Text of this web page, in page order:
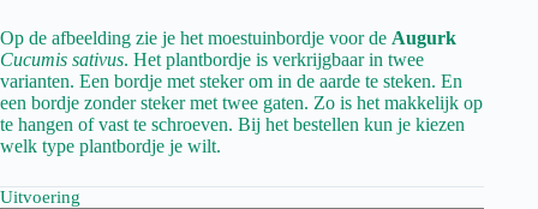
tot
€ 8,50
Op de afbeelding zie je het moestuinbordje voor de Augurk
Cucumis sativus. Het plantbordje is verkrijgbaar in twee
varianten. Een bordje met steker om in de aarde te steken. En
een bordje zonder steker met twee gaten. Zo is het makkelijk op
te hangen of vast te schroeven. Bij het bestellen kun je kiezen
welk type plantbordje je wilt.
Uitvoering